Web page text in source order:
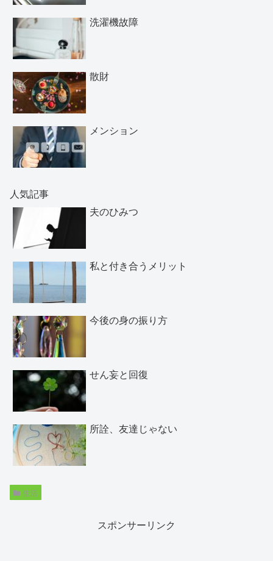
洗濯機故障
散財
メンション
人気記事
夫のひみつ
私と付き合うメリット
今後の身の振り方
せん妄と回復
所詮、友達じゃない
生活
スポンサーリンク